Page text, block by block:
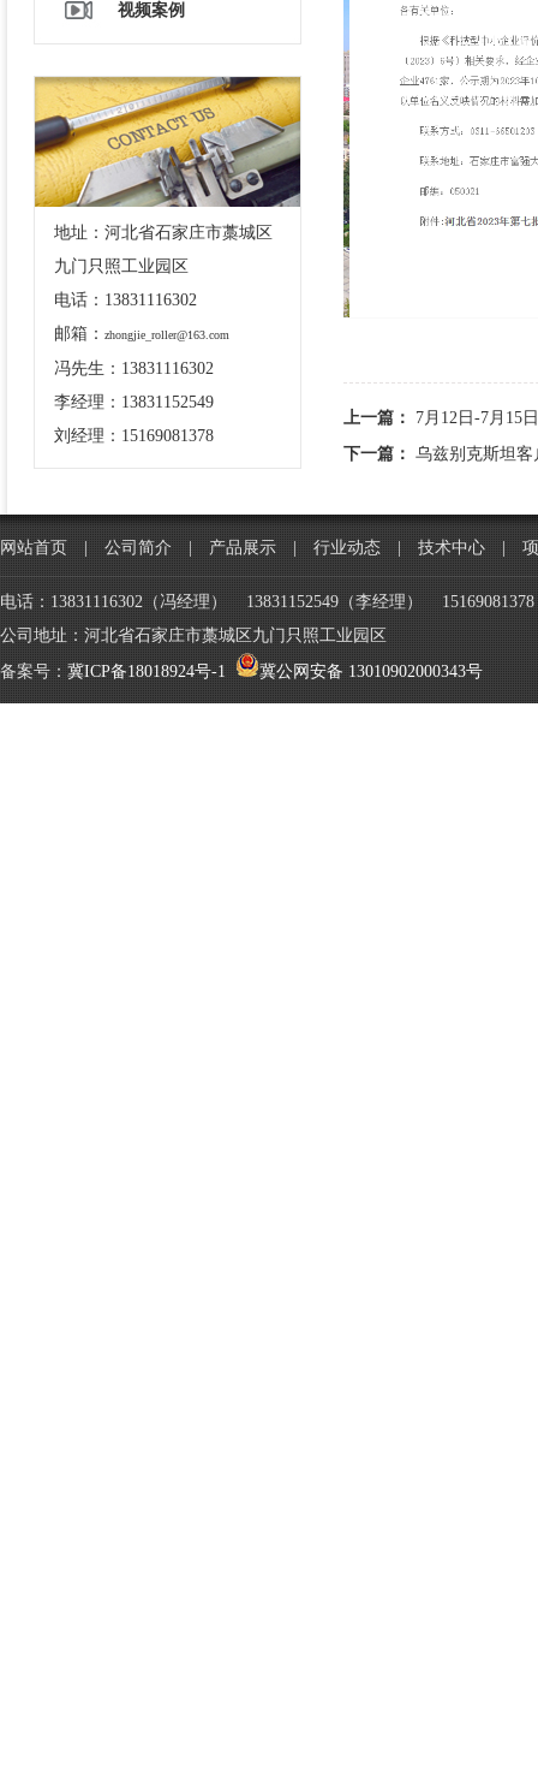
视频案例
地址：河北省石家庄市藁城区
九门只照工业园区
电话：13831116302
邮箱： zhongjie_roller@163.com
冯先生：13831116302
李经理：13831152549
刘经理：15169081378
上一篇：
7月12日-7月15
下一篇： 乌兹别克斯坦
网站首页 公司简介 | 产品展示 行业动态 | 技术中心
电话：13831116302（冯经理） 13831152549（李经理）
公司地址：河北省石家庄市藁城区九门只照工业园区
备案号：冀ICP备18018924号-1 冀公网安备 13010902000343号